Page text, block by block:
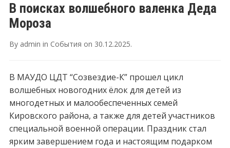
В поисках волшебного валенка Деда
Мороза
By admin in События on 30.12.2025.
В МАУДО ЦДТ “Созвездие-К” прошел цикл
волшебных новогодних ёлок для детей из
многодетных и малообеспеченных семей
Кировского района, а также для детей участников
специальной военной операции. Праздник стал
ярким завершением года и настоящим подарком